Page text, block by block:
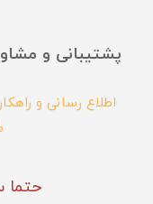
پشتیبانی و
اطلاع رسانی و
حتما